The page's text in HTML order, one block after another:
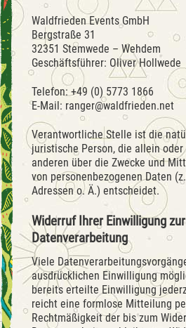
Waldfrieden Events GmbH
Bergstraße 31
32351 Stemwede – Wehdem
Geschäftsführer: Oliver Hollwede
Telefon: +49 (0) 5773 1866
E-Mail: ranger@waldfrieden.net
Verantwortliche Stelle ist die
juristische Person, die allein
anderen über die Zwecke und
von personenbezogenen Daten
Adressen o. Ä.) entscheidet.
Widerruf Ihrer Einwilligung zur
Datenverarbeitung
Viele
ausdrücklichen Einwilligung
bereits erteilte Einwilligung
reicht eine formlose Mitteilung
Rechtmäßigkeit der bis zum